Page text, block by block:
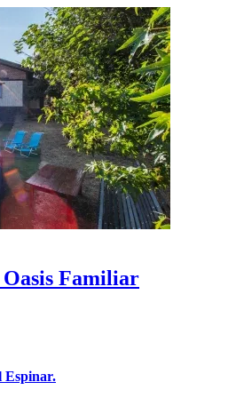
Familiar
Espinar.